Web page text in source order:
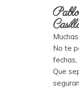
No te
Que